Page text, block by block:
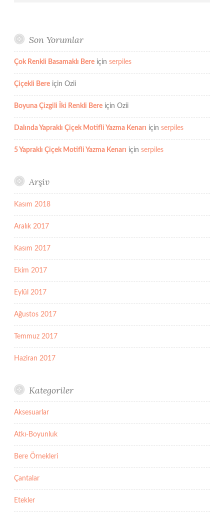
Son Yorumlar
Çok Renkli Basamaklı Bere için serpiles
Çiçekli Bere için Ozii
Boyuna Çizgili İki Renkli Bere için Ozii
Dalında Yapraklı Çiçek Motifli Yazma Kenarı için serpiles
5 Yapraklı Çiçek Motifli Yazma Kenarı için serpiles
Arşiv
Kasım 2018
Aralık 2017
Kasım 2017
Ekim 2017
Eylül 2017
Ağustos 2017
Temmuz 2017
Haziran 2017
Kategoriler
Aksesuarlar
Atkı-Boyunluk
Bere Örnekleri
Çantalar
Etekler